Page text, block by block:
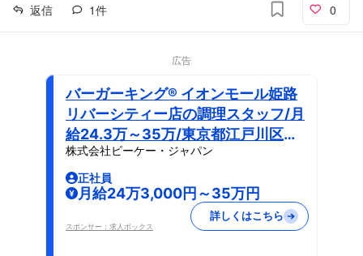
返信 1件 0
広告
バーガーキング® イオンモール姫路
リバーシティー店の調理スタッフ/月
給24.3万～35万/東京都江戸川区勤
務
株式会社ビーケー・ジャパン
正社員
月給24万3,000円～35万円
スポンサー：求人ボックス
詳しくはこちら